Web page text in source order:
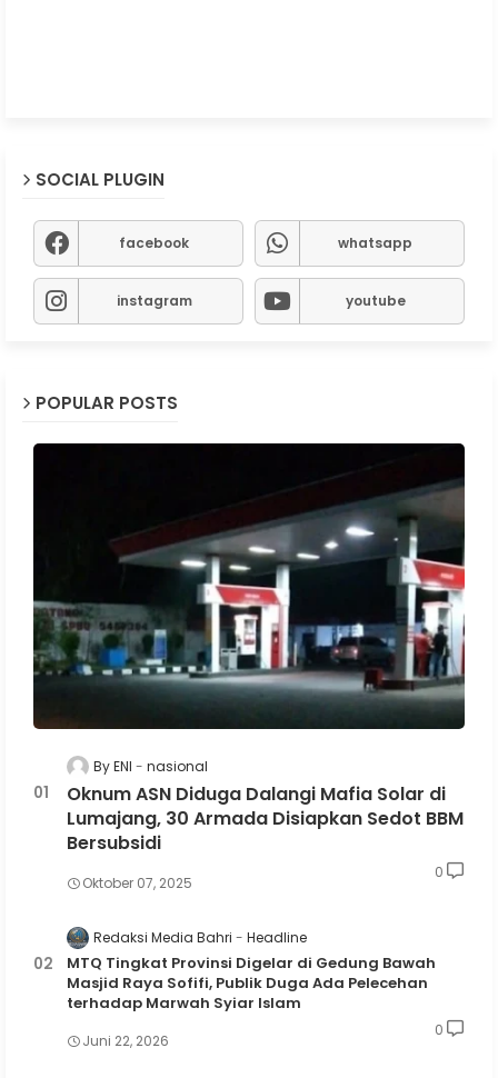
SOCIAL PLUGIN
facebook whatsapp
instagram youtube
POPULAR POSTS
By ENI nasional
Oknum ASN Diduga Dalangi Mafia Solar di
Lumajang, 30 Armada Disiapkan Sedot BBM
Bersubsidi
Oktober 07, 2025
0
Redaksi Media Bahri Headline
MTQ Tingkat Provinsi Digelar di Gedung Bawah
Masjid Raya Sofifi, Publik Duga Ada Pelecehan
terhadap Marwah Syiar Islam
Juni 22, 2026
0